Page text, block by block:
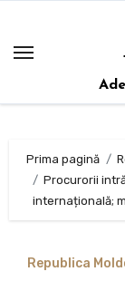
conținut
Prima pagină
Procurorii
internațională;
Republica